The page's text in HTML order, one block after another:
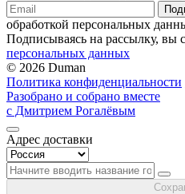
обработкой персональных
Подписываясь на рассылку, вы
персональных данных
© 2026 Duman
Политика конфиденциальности
Разобрано и собрано вместе
с Дмитрием Рогалёвым
Адрес доставки